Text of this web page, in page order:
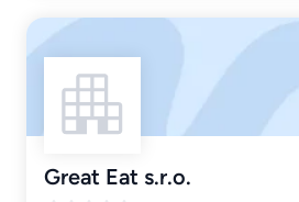
Great Eat s.r.o.